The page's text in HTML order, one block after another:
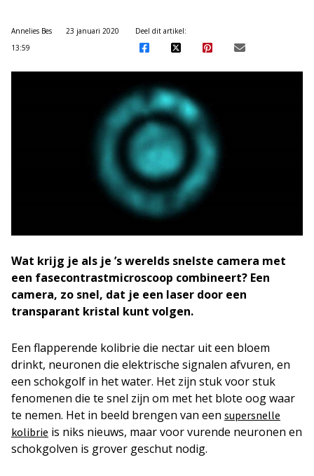
Annelies Bes
23 januari 2020
13:59
Deel dit artikel:
Wat krijg je als je ’s werelds snelste camera met
een fasecontrastmicroscoop combineert? Een
camera, zo snel, dat je een laser door een
transparant kristal kunt volgen.
Een flapperende kolibrie die nectar uit een bloem
drinkt, neuronen die elektrische signalen afvuren, en
een schokgolf in het water. Het zijn stuk voor stuk
fenomenen die te snel zijn om met het blote oog waar
te nemen. Het in beeld brengen van een supersnelle
kolibrie is niks nieuws, maar voor vurende neuronen en
schokgolven is grover geschut nodig.